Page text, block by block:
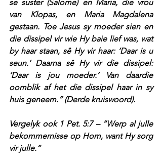
se suster (Salome) en Maria, die vrou
van Klopas, en Maria Magdalena
gestaan. Toe Jesus sy moeder sien en
die dissipel vir wie Hy baie lief was, wat
by haar staan, sê Hy vir haar: ‘Daar is u
seun.’ Daarna sê Hy vir die dissipel:
‘Daar is jou moeder.’ Van daardie
oomblik af het die dissipel haar in sy
huis geneem.” (Derde kruiswoord).
Vergelyk ook 1 Pet. 5:7 – “Werp al julle
bekommernisse op Hom, want Hy sorg
vir julle.”